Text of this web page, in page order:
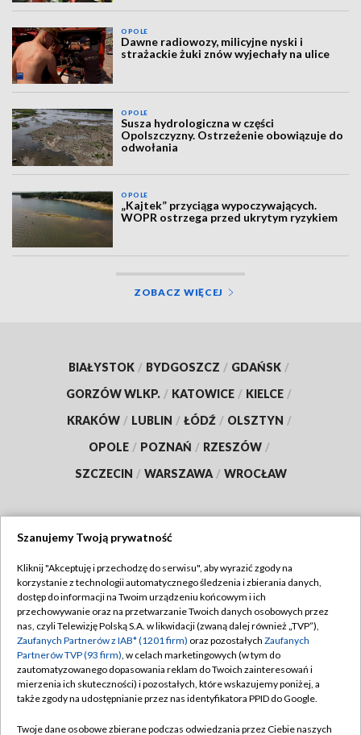
OPOLE
Dawne radiowozy, milicyjne nyski i
strażackie żuki znów wyjechały na ulice
OPOLE
Susza hydrologiczna w części
Opolszczyzny. Ostrzeżenie obowiązuje do
odwołania
OPOLE
„Kajtek” przyciąga wypoczywających.
WOPR ostrzega przed ukrytym ryzykiem
ZOBACZ WIĘCEJ
BIAŁYSTOK / BYDGOSZCZ / GDAŃSK /
GORZÓW WLKP. / KATOWICE / KIELCE /
KRAKÓW / LUBLIN / ŁÓDŹ / OLSZTYN /
OPOLE / POZNAŃ / RZESZÓW /
SZCZECIN / WARSZAWA / WROCŁAW
TVP
Abonament TVP
Emisja w TVP
Centrum informacji TVP
Naziemna Telewizja Cyfrowa
Regulamin TVP
Polityka prywatności
Moje zgody
Pomoc
Szanujemy Twoją prywatność
Kliknij "Akceptuję i przechodzę do serwisu", aby wyrazić zgody na
korzystanie z technologii automatycznego śledzenia i zbierania danych,
dostęp do informacji na Twoim urządzeniu końcowym i ich
przechowywanie oraz na przetwarzanie Twoich danych osobowych przez
nas, czyli Telewizję Polską S.A. w likwidacji (zwaną dalej również „TVP”),
Zaufanych Partnerów z IAB* (1201 firm) oraz pozostałych Zaufanych
Partnerów TVP (93 firm), w celach marketingowych (w tym do
zautomatyzowanego dopasowania reklam do Twoich zainteresowań i
mierzenia ich skuteczności) i pozostałych, które wskazujemy poniżej, a
także zgody na udostępnianie przez nas identyfikatora PPID do Google.
Twoje dane osobowe zbierane podczas odwiedzania przez Ciebie naszych